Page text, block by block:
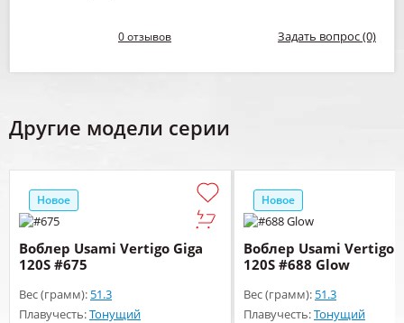
0 отзывов Задать вопрос (0)
Другие модели серии
Новое
Воблер Usami Vertigo Giga
120S #675
Вес (грамм): 51.3
Плавучесть:Тонущий
Новое
Воблер Usami Vertigo
120S #688 Glow
Вес (грамм): 51.3
Плавучесть:Тонущий